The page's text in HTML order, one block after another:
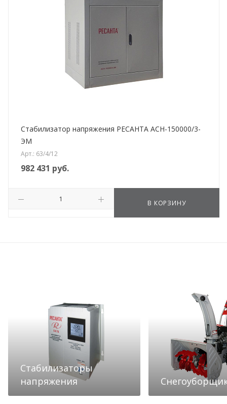
Стабилизатор напряжения РЕСАНТА АСН-150000/3-
ЭМ
Арт.: 63/4/12
982 431 руб.
В КОРЗИНУ
Стабилизаторы
напряжения